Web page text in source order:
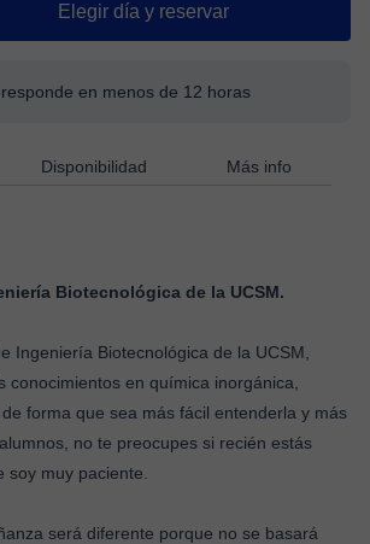
Elegir día y reservar
en menos de 12 horas
Disponibilidad Más info
Biotecnológica de la UCSM.
Ingeniería Biotecnológica de la UCSM,
conocimientos en química inorgánica,
forma que sea más fácil entenderla y más
no te preocupes si recién estás
muy paciente.
será diferente porque no se basará